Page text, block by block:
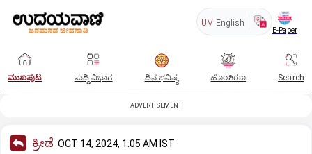
UV English
E-Paper
ಮುಖಪುಟ ಸುದ್ದಿ ವಿಭಾಗ ದಿನ ಭವಿಷ್ಯ ಹೊಂಗಿರಣ Search
ADVERTISEMENT
ಕ್ರೀಡೆ OCT 14, 2024, 1:05 AM IST